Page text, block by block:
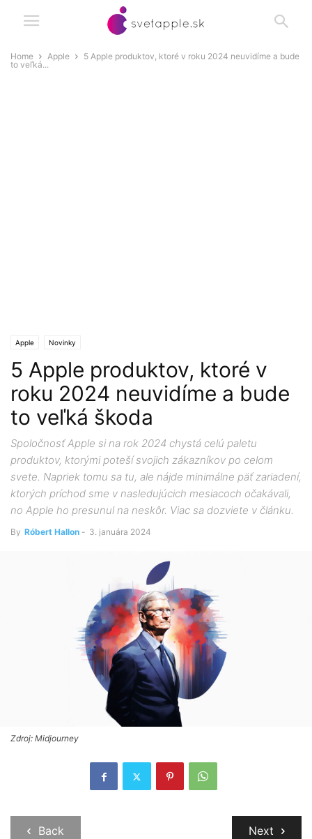
Home Apple
5 Apple produktov, ktoré v roku 2024 neuvidíme a bude
to veľká...
Apple Novinky
5 Apple produktov, ktoré v
roku 2024 neuvidíme a bude
to veľká škoda
Spoločnosť Apple si na rok 2024 chystá celú paletu
produktov, ktorými poteší svojich zákazníkov po celom
svete. Napriek tomu sa tu, ale nájde minimálne päť zariadení,
ktorých príchod sme v nasledujúcich mesiacoch očakávali,
no Apple ho presunul na neskôr. Viac sa dozviete v článku.
By Róbert Hallon - 3. januára 2024
Zdroj: Midjourney
Back Next